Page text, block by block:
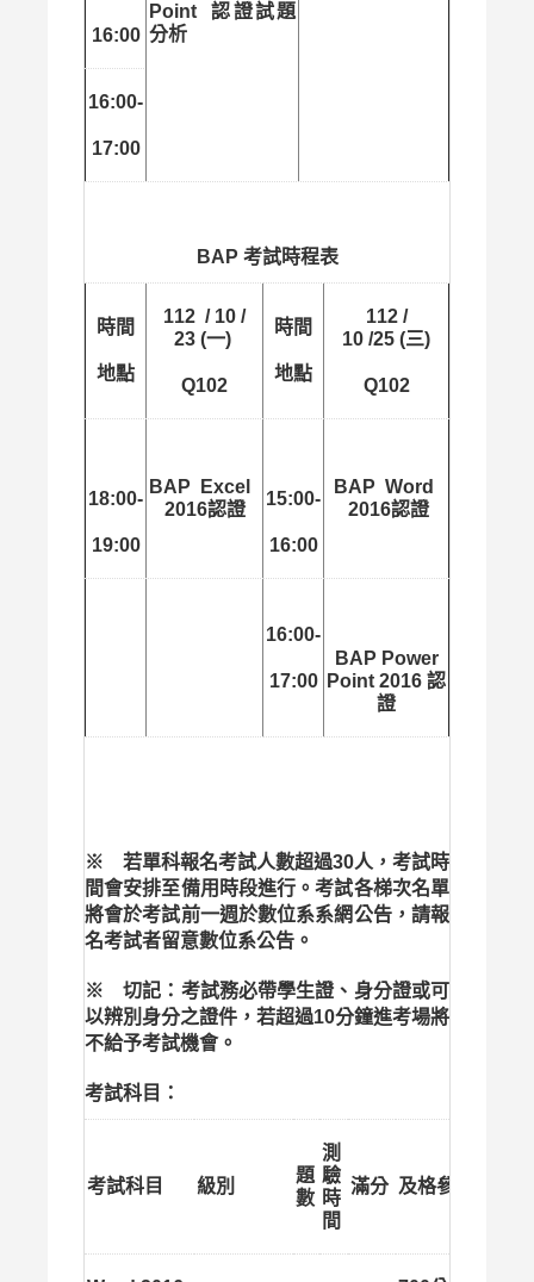
Point 認證試題
分析
16:00
16:00-
17:00
BAP 考試時程表
時間
地點
112 / 10 /
23 (一)
Q102
時間
地點
112 /
10 /25 (三)
Q102
18:00-
19:00
BAP Excel
2016認證
15:00-
16:00
BAP Word
2016認證
16:00-
17:00
BAP Power
Point 2016 認
證
※ 若單科報名考試人數超過30人，考試時
間會安排至備用時段進行。考試各梯次名單
將會於考試前一週於數位系系網公告，請報
名考試者留意數位系公告。
※ 切記：考試務必帶學生證、身分證或可
以辨別身分之證件，若超過10分鐘進考場將
不給予考試機會。
考試科目：
考試科目 級別
題
數
測
驗
時
間
滿分 及格參考標準